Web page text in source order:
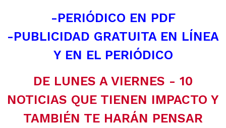
-PERIÓDICO EN PDF
-PUBLICIDAD GRATUITA EN LÍNEA
Y EN EL PERIÓDICO
DE LUNES A VIERNES - 10
NOTICIAS QUE TIENEN IMPACTO Y
TAMBIÉN TE HARÁN PENSAR